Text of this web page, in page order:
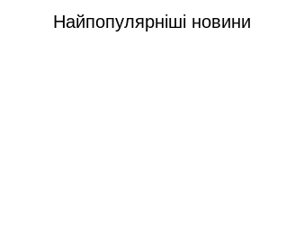
Найпопулярніші новини